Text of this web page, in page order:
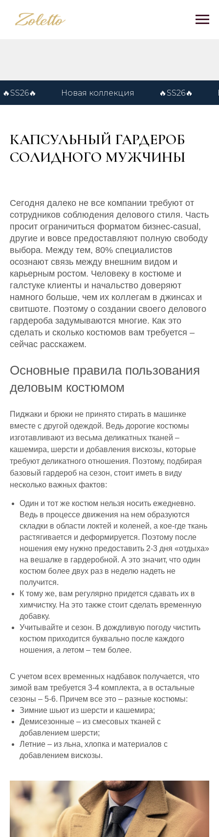
Новая коллекция 🔥SS26🔥 Нажмите,
КАПСУЛЬНЫЙ ГАРДЕРОБ
СОЛИДНОГО МУЖЧИНЫ
Сегодня далеко не все компании требуют от
сотрудников соблюдения делового стиля. Часть
просит ограничиться форматом бизнес-casual,
другие и вовсе предоставляют полную свободу
выбора. Между тем, 80% специалистов
осознают связь между внешним видом и
карьерным ростом. Человеку в костюме и
галстуке клиенты и начальство доверяют
намного больше, чем их коллегам в джинсах и
свитшоте. Поэтому о создании своего делового
гардероба задумываются многие. Как это
сделать и сколько костюмов вам требуется –
сейчас расскажем.
Основные правила пользования
деловым костюмом
Пиджаки и брюки не принято стирать в машинке
вместе с другой одеждой. Ведь дорогие костюмы
изготавливают из весьма деликатных тканей –
кашемира, шерсти и добавления вискозы, которые
требуют деликатного отношения. Поэтому, подбирая
базовый гардероб на сезон, стоит иметь в виду
несколько важных фактов:
Один и тот же костюм нельзя носить ежедневно.
Ведь в процессе движения на нем образуются
складки в области локтей и коленей, а кое-где ткань
растягивается и деформируется. Поэтому после
ношения ему нужно предоставить 2-3 дня «отдыха»
на вешалке в гардеробной. А это значит, что один
костюм более двух раз в неделю надеть не
получится.
К тому же, вам регулярно придется сдавать их в
химчистку. На это также стоит сделать временную
добавку.
Учитывайте и сезон. В дождливую погоду чистить
костюм приходится буквально после каждого
ношения, а летом – тем более.
С учетом всех временных надбавок получается, что
зимой вам требуется 3-4 комплекта, а в остальные
сезоны – 5-6. Причем все это – разные костюмы:
Зимние шьют из шерсти и кашемира;
Демисезонные – из смесовых тканей с
добавлением шерсти;
Летние – из льна, хлопка и материалов с
добавлением вискозы.